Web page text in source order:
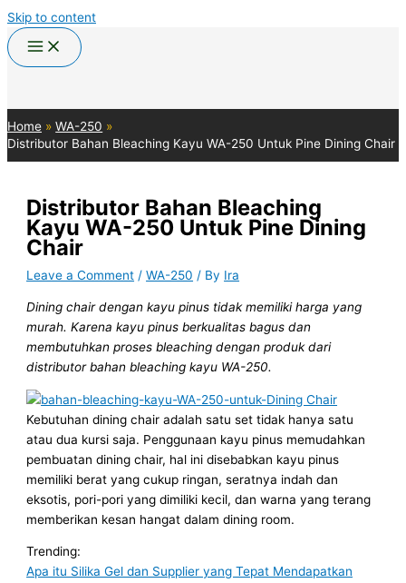
Skip to content
Home
WA-250
Distributor Bahan Bleaching Kayu WA-250 Untuk Pine Dining Chair
Distributor Bahan Bleaching
Kayu WA-250 Untuk Pine Dining
Chair
Leave a Comment /WA-250 / By Ira
Dining chair dengan kayu pinus tidak memiliki harga yang
murah. Karena kayu pinus berkualitas bagus dan
membutuhkan proses bleaching dengan produk dari
distributor bahan bleaching kayu WA-250.
Kebutuhan dining chair adalah satu set tidak hanya satu
atau dua kursi saja. Penggunaan kayu pinus memudahkan
pembuatan dining chair, hal ini disebabkan kayu pinus
memiliki berat yang cukup ringan, seratnya indah dan
eksotis, pori-pori yang dimiliki kecil, dan warna yang terang
memberikan kesan hangat dalam dining room.
Trending:
Apa itu Silika Gel dan Supplier yang Tepat Mendapatkan